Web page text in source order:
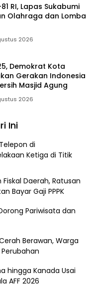
RI, Lapas Sukabumi
Olahraga dan Lomba
2026
Demokrat Kota
Gerakan Indonesia
Masjid Agung
2026
Ini
di
Ketiga di Titik
Daerah, Ratusan
Bayar Gaji PPPK
Pariwisata dan
Berawan, Warga
hingga Kanada Usai
AFF 2026